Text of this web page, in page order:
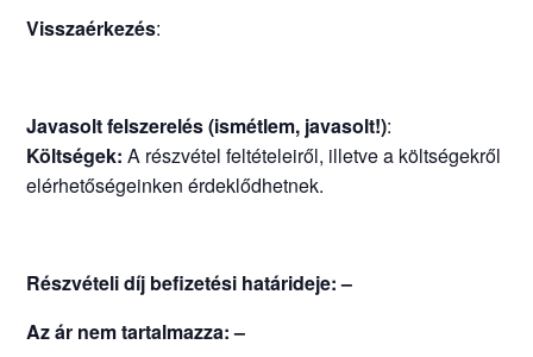
Visszaérkezés:
Javasolt felszerelés (ismétlem, javasolt!):
Költségek: A részvétel feltételeiről, illetve a költségekről
elérhetőségeinken érdeklődhetnek.
Részvételi díj befizetési határideje: –
Az ár nem tartalmazza: –